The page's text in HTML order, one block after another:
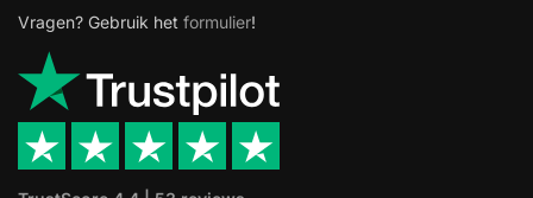
Vragen? Gebruik het formulier!